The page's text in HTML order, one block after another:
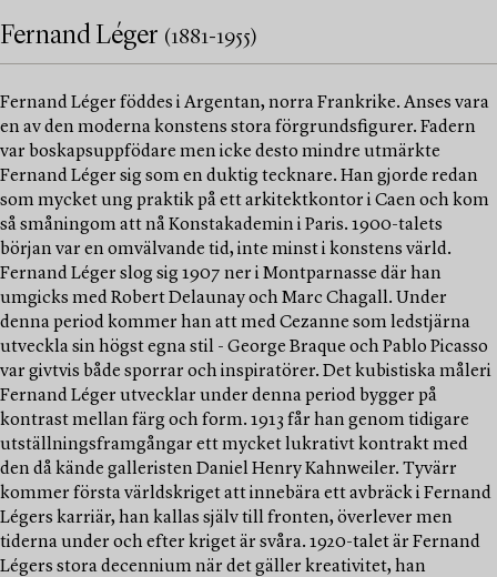
Fernand Léger (1881-1955)
Fernand Léger föddes i Argentan, norra Frankrike. Anses vara
en av den moderna konstens stora förgrundsfigurer. Fadern
var boskapsuppfödare men icke desto mindre utmärkte
Fernand Léger sig som en duktig tecknare. Han gjorde redan
som mycket ung praktik på ett arkitektkontor i Caen och kom
så småningom att nå Konstakademin i Paris. 1900-talets
början var en omvälvande tid, inte minst i konstens värld.
Fernand Léger slog sig 1907 ner i Montparnasse där han
umgicks med Robert Delaunay och Marc Chagall. Under
denna period kommer han att med Cezanne som ledstjärna
utveckla sin högst egna stil - George Braque och Pablo Picasso
var givtvis både sporrar och inspiratörer. Det kubistiska måleri
Fernand Léger utvecklar under denna period bygger på
kontrast mellan färg och form. 1913 får han genom tidigare
utställningsframgångar ett mycket lukrativt kontrakt med
den då kände galleristen Daniel Henry Kahnweiler. Tyvärr
kommer första världskriget att innebära ett avbräck i Fernand
Légers karriär, han kallas själv till fronten, överlever men
tiderna under och efter kriget är svåra. 1920-talet är Fernand
Légers stora decennium när det gäller kreativitet, han